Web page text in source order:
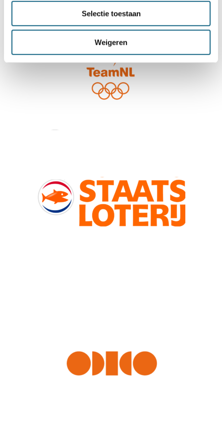
Selectie toestaan
Weigeren